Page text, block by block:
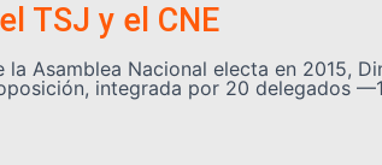
TSJ y el CNE
la Asamblea Nacional electa en 2015,
integrada por 20 delegados